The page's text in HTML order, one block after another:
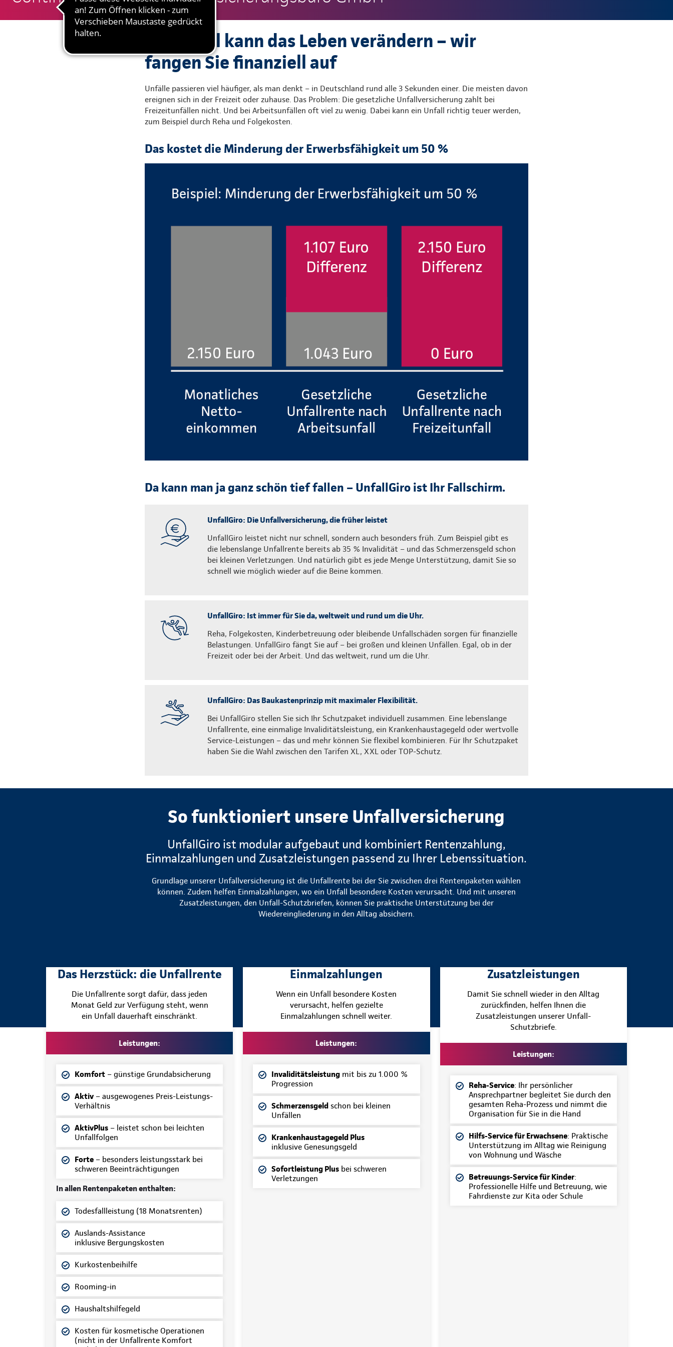
Ein Unfall kann das Leben verändern – wir
fangen Sie finanziell auf
Unfälle passieren viel häufiger, als man denkt – in Deutschland rund alle 3 Sekunden einer. Die meisten davon
ereignen sich in der Freizeit oder zuhause. Das Problem: Die gesetzliche Unfallversicherung zahlt bei
Freizeitunfällen nicht. Und bei Arbeitsunfällen oft viel zu wenig. Dabei kann ein Unfall richtig teuer werden,
zum Beispiel durch Reha und Folgekosten.
Das kostet die Minderung der Erwerbsfähigkeit um 50 %
Da kann man ja ganz schön tief fallen – UnfallGiro ist Ihr Fallschirm.
UnfallGiro: Die Unfallversicherung, die früher leistet
UnfallGiro leistet nicht nur schnell, sondern auch besonders früh. Zum Beispiel gibt es
die lebenslange Unfallrente bereits ab 35 % Invalidität – und das Schmerzensgeld schon
bei kleinen Verletzungen. Und natürlich gibt es jede Menge Unterstützung, damit Sie so
schnell wie möglich wieder auf die Beine kommen.
UnfallGiro: Ist immer für Sie da, weltweit und rund um die Uhr.
Reha, Folgekosten, Kinderbetreuung oder bleibende Unfallschäden sorgen für finanzielle
Belastungen. UnfallGiro fängt Sie auf – bei großen und kleinen Unfällen. Egal, ob in der
Freizeit oder bei der Arbeit. Und das weltweit, rund um die Uhr.
UnfallGiro: Das Baukastenprinzip mit maximaler Flexibilität.
Bei UnfallGiro stellen Sie sich Ihr Schutzpaket individuell zusammen. Eine lebenslange
Unfallrente, eine einmalige Invaliditätsleistung, ein Krankenhaustagegeld oder wertvolle
Service-Leistungen – das und mehr können Sie flexibel kombinieren. Für Ihr Schutzpaket
haben Sie die Wahl zwischen den Tarifen XL, XXL oder TOP-Schutz.
So funktioniert unsere Unfallversicherung
UnfallGiro ist modular aufgebaut und kombiniert Rentenzahlung,
Einmalzahlungen und Zusatzleistungen passend zu Ihrer Lebenssituation.
Grundlage unserer Unfallversicherung ist die Unfallrente bei der Sie zwischen drei Rentenpaketen wählen
können. Zudem helfen Einmalzahlungen, wo ein Unfall besondere Kosten verursacht. Und mit unseren
Zusatzleistungen, den Unfall-Schutzbriefen, können Sie praktische Unterstützung bei der
Wiedereingliederung in den Alltag absichern.
Das Herzstück: die Unfallrente
Die Unfallrente sorgt dafür, dass jeden
Monat Geld zur Verfügung steht, wenn
ein Unfall dauerhaft einschränkt.
Leistungen:
Komfort – günstige Grundabsicherung
Aktiv – ausgewogenes Preis-Leistungs-
Verhältnis
AktivPlus – leistet schon bei leichten
Unfallfolgen
Forte – besonders leistungsstark bei
schweren Beeinträchtigungen
In allen Rentenpaketen enthalten:
Todesfallleistung (18 Monatsrenten)
Auslands-Assistance
inklusive Bergungskosten
Kurkostenbeihilfe
Rooming-in
Haushaltshilfegeld
Kosten für kosmetische Operationen
(nicht in der Unfallrente Komfort
Einmalzahlungen
Wenn ein Unfall besondere Kosten
verursacht, helfen gezielte
Einmalzahlungen schnell weiter.
Leistungen:
Invaliditätsleistung mit bis zu 1.000 %
Progression
Schmerzensgeld schon bei kleinen
Unfällen
Krankenhaustagegeld Plus
inklusive Genesungsgeld
Sofortleistung Plus bei schweren
Verletzungen
Zusatzleistungen
Damit Sie schnell wieder in den Alltag
zurückfinden, helfen Ihnen die
Zusatzleistungen unserer Unfall-
Schutzbriefe.
Leistungen:
Reha-Service: Ihr persönlicher
Ansprechpartner begleitet Sie durch den
gesamten Reha-Prozess und nimmt die
Organisation für Sie in die Hand
Hilfs-Service für Erwachsene: Praktische
Unterstützung im Alltag wie Reinigung
von Wohnung und Wäsche
Betreuungs-Service für Kinder:
Professionelle Hilfe und Betreuung, wie
Fahrdienste zur Kita oder Schule